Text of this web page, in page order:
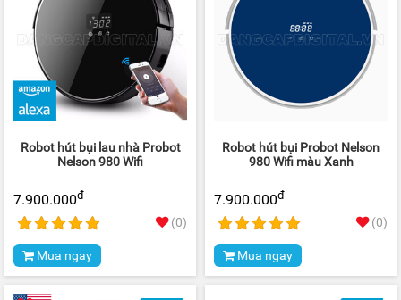
Robot hút bụi lau nhà Probot
Nelson 980 Wifi
7.900.000đ
(0)
Mua ngay
Robot hút bụi Probot Nelson
980 Wifi màu Xanh
7.900.000đ
(0)
Mua ngay